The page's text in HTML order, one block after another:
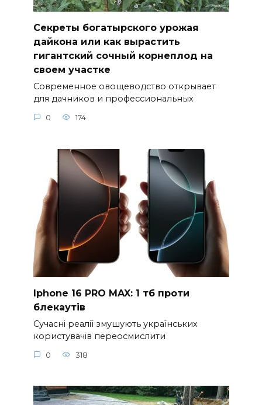
Секреты богатырского урожая
дайкона или как вырастить
гигантский сочный корнеплод на
своем участке
Современное овощеводство открывает
для дачников и профессиональных
0 174
Iphone 16 PRO MAX: 1 тб проти
блекаутів
Сучасні реалії змушують українських
користувачів переосмислити
0 318